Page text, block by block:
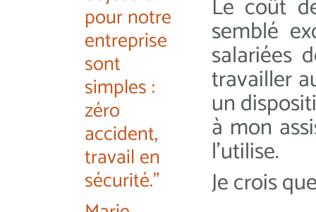
pour notre
entreprise
sont
simples :
zéro
accident,
travail en
sécurité."
Le coût
semblé
salariées
travailler
un
à mon
l’utilise.
Je crois